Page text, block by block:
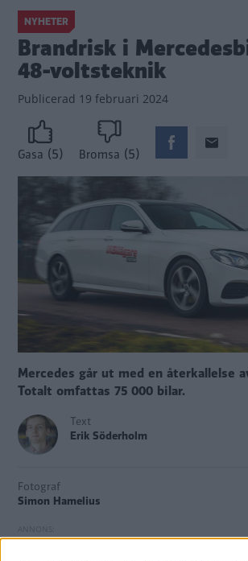
NYHETER
Brandrisk i
48-voltsteknik
Publicerad 19 februari 2024
Gasa (5) Bromsa (5)
Mercedes går ut med en återkallelse
Totalt omfattas 75 000 bilar.
Text
Erik Söderholm
Fotograf
Simon Hamelius